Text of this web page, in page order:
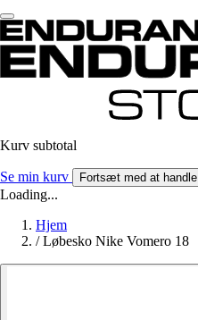
Kurv subtotal
Se min kurv Fortsæt med at handle
Loading...
Hjem
/ Løbesko Nike Vomero 18